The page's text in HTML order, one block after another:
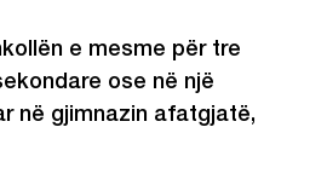
e mesme për tre
ose në një
në gjimnazin afatgjatë,